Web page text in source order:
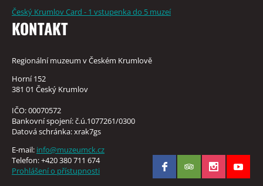
Český Krumlov Card - 1 vstupenka do 5 muzeí
KONTAKT
Regionální muzeum v Českém Krumlově
Horní 152
381 01 Český Krumlov
IČO: 00070572
Bankovní spojení: č.ú.1077261/0300
Datová schránka: xrak7gs
E-mail: info@muzeumck.cz
Telefon: +420 380 711 674
Prohlášení o přístupnosti